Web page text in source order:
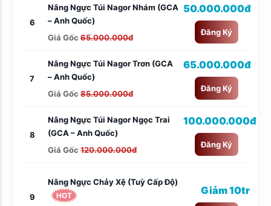
6
Nâng Ngực Túi Nagor Nhám (GCA
– Anh Quốc)
Giá Gốc 65.000.000đ
50.000.000đ
Đăng Ký
7
Nâng Ngực Túi Nagor Trơn (GCA
– Anh Quốc)
Giá Gốc 85.000.000đ
65.000.000đ
Đăng Ký
8
Nâng Ngực Túi Nagor Ngọc Trai
(GCA – Anh Quốc)
Giá Gốc 120.000.000đ
100.000.000đ
Đăng Ký
9
Nâng Ngực Chảy Xệ (tuỳ Cấp Độ)
HOT Giảm 10tr